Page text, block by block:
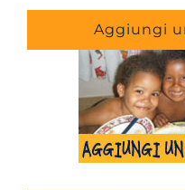
Aggiungi